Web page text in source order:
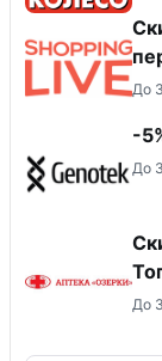
До
-
До
До